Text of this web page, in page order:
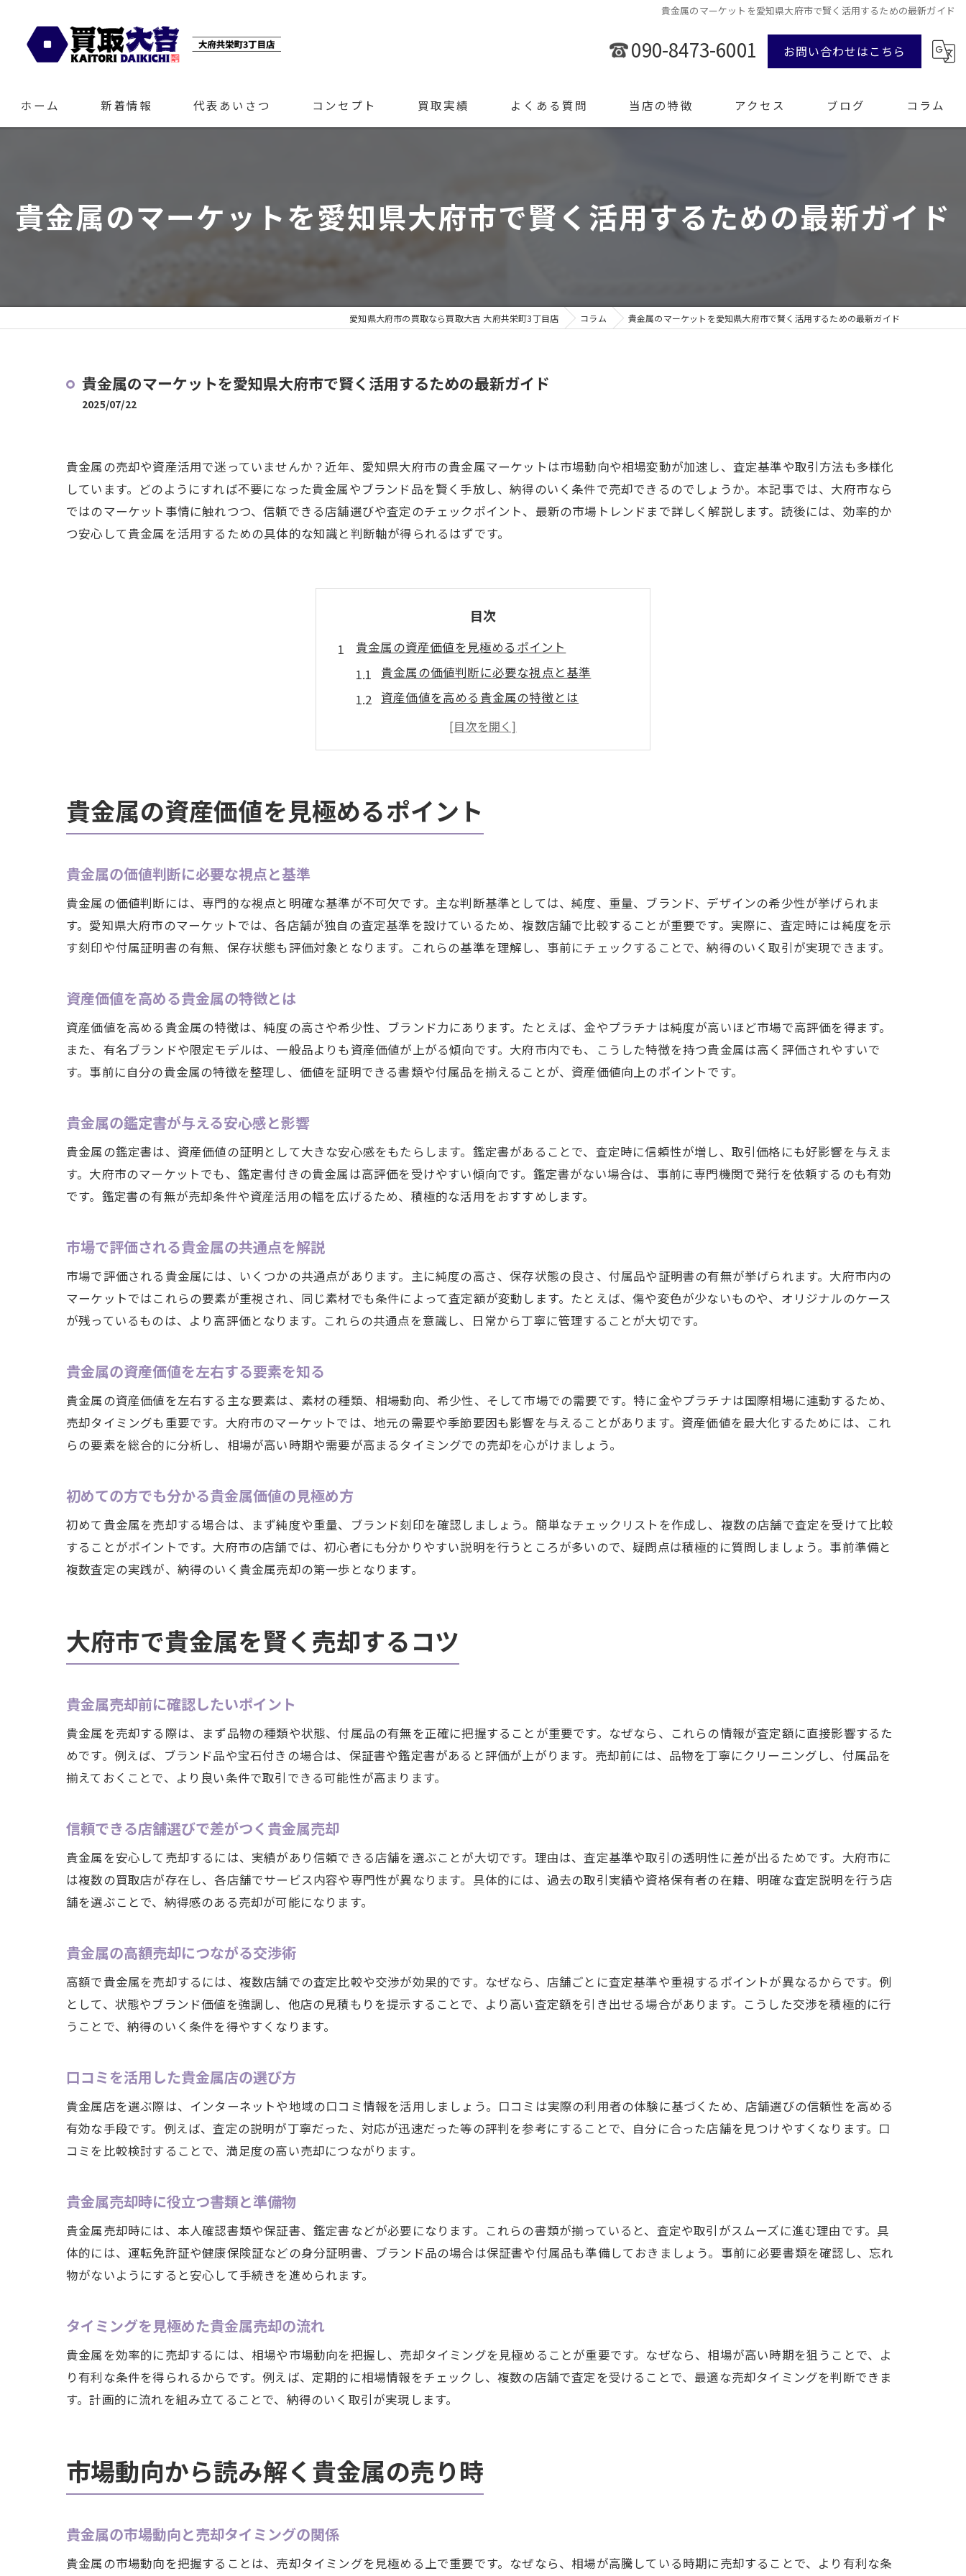
貴金属のマーケットを愛知県大府市で賢く活用するための最新ガイド
090-8473-6001 お問い合わせはこちら
ホーム 新着情報 代表あいさつ コンセプト 買取実績 よくある質問 当店の特徴
腕時計
アクセス ブログ コラム
貴金属のマーケットを愛知県大府市で賢く活用するための最新ガイド
愛知県大府市の買取なら買取大吉 大府共栄町3丁目店 コラム 貴金属のマーケットを愛知県大府市で賢く活用するための最新ガイド
貴金属のマーケットを愛知県大府市で賢く活用するための最新ガイド
2025/07/22
貴金属の売却や資産活用で迷っていませんか？近年、愛知県大府市の貴金属マーケットは市場動向や相場変動が加速し、査定基準や取引方法も多様化
しています。どのようにすれば不要になった貴金属やブランド品を賢く手放し、納得のいく条件で売却できるのでしょうか。本記事では、大府市なら
ではのマーケット事情に触れつつ、信頼できる店舗選びや査定のチェックポイント、最新の市場トレンドまで詳しく解説します。読後には、効率的か
つ安心して貴金属を活用するための具体的な知識と判断軸が得られるはずです。
目次
貴金属の資産価値を見極めるポイント
貴金属の価値判断に必要な視点と基準
資産価値を高める貴金属の特徴とは
貴金属の鑑定書が与える安心感と影響
市場で評価される貴金属の共通点を解説
初めての方でも分かる貴金属価値の見極め方
大府市で貴金属を賢く売却するコツ
貴金属の高額売却につながる交渉術
口コミを活用した貴金属店の選び方
貴金属売却時に役立つ書類と準備物
貴金属の市場動向と売却タイミングの関係
相場変動に強い貴金属売却戦略とは
最新の貴金属価格トレンドを追う重要性
貴金属市場ニュースの活用と注意点
ブランド品と貴金属の査定で注目すべき点
貴金属とブランド品査定の違いを徹底比較
ブランド品特有の査定基準と貴金属の違い
査定アップにつながる貴金属の手入れ法
鑑定書が貴金属査定に及ぼすプラス要素
安心して貴金属を預けるためのポイント
貴金属取引時のトラブル回避策を知る
店舗選びで見るべき貴金属取引の安全性
相場変動に強い貴金属活用術を徹底解説
貴金属の相場変動を味方にする活用術
リスクを減らす貴金属売却タイミングとは
相場変動を活かした貴金属資産運用法
貴金属で資産価値を守る工夫とヒント
スムーズな貴金属現金化の手順を解説
貴金属現金化で押さえるべき注意点
素早く現金化するための貴金属売却法
貴金属現金化の流れと安心ポイント
納得の条件で貴金属を手放すための秘訣
査定結果に納得するための貴金属対策
貴金属売却で失敗しないための秘訣
貴金属の資産価値を見極めるポイント
貴金属の価値判断に必要な視点と基準
貴金属の価値判断には、専門的な視点と明確な基準が不可欠です。主な判断基準としては、純度、重量、ブランド、デザインの希少性が挙げられま
す。愛知県大府市のマーケットでは、各店舗が独自の査定基準を設けているため、複数店舗で比較することが重要です。実際に、査定時には純度を示
す刻印や付属証明書の有無、保存状態も評価対象となります。これらの基準を理解し、事前にチェックすることで、納得のいく取引が実現できます。
資産価値を高める貴金属の特徴とは
資産価値を高める貴金属の特徴は、純度の高さや希少性、ブランド力にあります。たとえば、金やプラチナは純度が高いほど市場で高評価を得ます。
また、有名ブランドや限定モデルは、一般品よりも資産価値が上がる傾向です。大府市内でも、こうした特徴を持つ貴金属は高く評価されやすいで
す。事前に自分の貴金属の特徴を整理し、価値を証明できる書類や付属品を揃えることが、資産価値向上のポイントです。
貴金属の鑑定書が与える安心感と影響
貴金属の鑑定書は、資産価値の証明として大きな安心感をもたらします。鑑定書があることで、査定時に信頼性が増し、取引価格にも好影響を与えま
す。大府市のマーケットでも、鑑定書付きの貴金属は高評価を受けやすい傾向です。鑑定書がない場合は、事前に専門機関で発行を依頼するのも有効
です。鑑定書の有無が売却条件や資産活用の幅を広げるため、積極的な活用をおすすめします。
市場で評価される貴金属の共通点を解説
市場で評価される貴金属には、いくつかの共通点があります。主に純度の高さ、保存状態の良さ、付属品や証明書の有無が挙げられます。大府市内の
マーケットではこれらの要素が重視され、同じ素材でも条件によって査定額が変動します。たとえば、傷や変色が少ないものや、オリジナルのケース
が残っているものは、より高評価となります。これらの共通点を意識し、日常から丁寧に管理することが大切です。
貴金属の資産価値を左右する要素を知る
貴金属の資産価値を左右する主な要素は、素材の種類、相場動向、希少性、そして市場での需要です。特に金やプラチナは国際相場に連動するため、
売却タイミングも重要です。大府市のマーケットでは、地元の需要や季節要因も影響を与えることがあります。資産価値を最大化するためには、これ
らの要素を総合的に分析し、相場が高い時期や需要が高まるタイミングでの売却を心がけましょう。
初めての方でも分かる貴金属価値の見極め方
初めて貴金属を売却する場合は、まず純度や重量、ブランド刻印を確認しましょう。簡単なチェックリストを作成し、複数の店舗で査定を受けて比較
することがポイントです。大府市の店舗では、初心者にも分かりやすい説明を行うところが多いので、疑問点は積極的に質問しましょう。事前準備と
複数査定の実践が、納得のいく貴金属売却の第一歩となります。
大府市で貴金属を賢く売却するコツ
貴金属売却前に確認したいポイント
貴金属を売却する際は、まず品物の種類や状態、付属品の有無を正確に把握することが重要です。なぜなら、これらの情報が査定額に直接影響するた
めです。例えば、ブランド品や宝石付きの場合は、保証書や鑑定書があると評価が上がります。売却前には、品物を丁寧にクリーニングし、付属品を
揃えておくことで、より良い条件で取引できる可能性が高まります。
信頼できる店舗選びで差がつく貴金属売却
貴金属を安心して売却するには、実績があり信頼できる店舗を選ぶことが大切です。理由は、査定基準や取引の透明性に差が出るためです。大府市に
は複数の買取店が存在し、各店舗でサービス内容や専門性が異なります。具体的には、過去の取引実績や資格保有者の在籍、明確な査定説明を行う店
舗を選ぶことで、納得感のある売却が可能になります。
貴金属の高額売却につながる交渉術
高額で貴金属を売却するには、複数店舗での査定比較や交渉が効果的です。なぜなら、店舗ごとに査定基準や重視するポイントが異なるからです。例
として、状態やブランド価値を強調し、他店の見積もりを提示することで、より高い査定額を引き出せる場合があります。こうした交渉を積極的に行
うことで、納得のいく条件を得やすくなります。
口コミを活用した貴金属店の選び方
貴金属店を選ぶ際は、インターネットや地域の口コミ情報を活用しましょう。口コミは実際の利用者の体験に基づくため、店舗選びの信頼性を高める
有効な手段です。例えば、査定の説明が丁寧だった、対応が迅速だった等の評判を参考にすることで、自分に合った店舗を見つけやすくなります。口
コミを比較検討することで、満足度の高い売却につながります。
貴金属売却時に役立つ書類と準備物
貴金属売却時には、本人確認書類や保証書、鑑定書などが必要になります。これらの書類が揃っていると、査定や取引がスムーズに進む理由です。具
体的には、運転免許証や健康保険証などの身分証明書、ブランド品の場合は保証書や付属品も準備しておきましょう。事前に必要書類を確認し、忘れ
物がないようにすると安心して手続きを進められます。
タイミングを見極めた貴金属売却の流れ
貴金属を効率的に売却するには、相場や市場動向を把握し、売却タイミングを見極めることが重要です。なぜなら、相場が高い時期を狙うことで、よ
り有利な条件を得られるからです。例えば、定期的に相場情報をチェックし、複数の店舗で査定を受けることで、最適な売却タイミングを判断できま
す。計画的に流れを組み立てることで、納得のいく取引が実現します。
市場動向から読み解く貴金属の売り時
貴金属の市場動向と売却タイミングの関係
貴金属の市場動向を把握することは、売却タイミングを見極める上で重要です。なぜなら、相場が高騰している時期に売却することで、より有利な条